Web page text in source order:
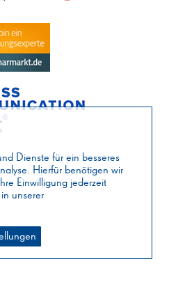
Dienste für ein besseres
Hierfür benötigen wir
Einwilligung jederzeit
unserer